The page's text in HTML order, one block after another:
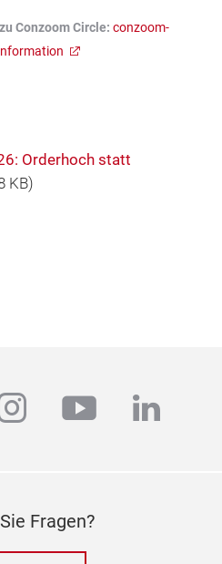
Conzoom Circle: conzoom-
Orderhoch statt
KB)
youtube
Fragen?